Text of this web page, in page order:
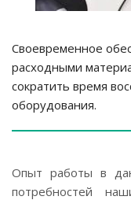
Своевременное
расходными
сократить время
оборудования.
Опыт работы в
потребностей